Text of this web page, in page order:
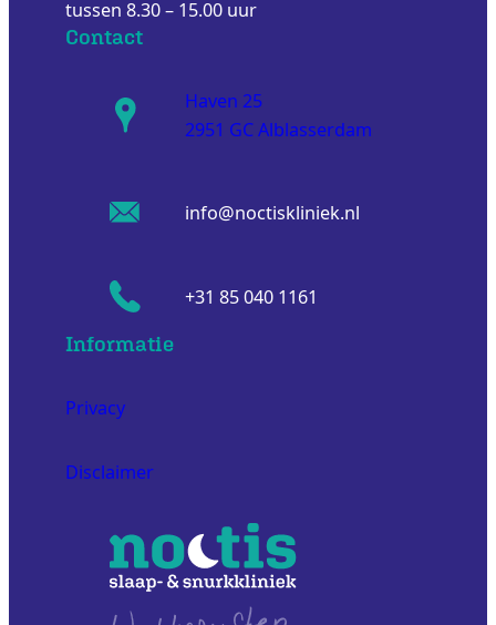
tussen 8.30 – 15.00 uur
Contact
Haven 25
2951 GC Alblasserdam
info@noctiskliniek.nl
+31 85 040 1161
Informatie
Privacy
Disclaimer